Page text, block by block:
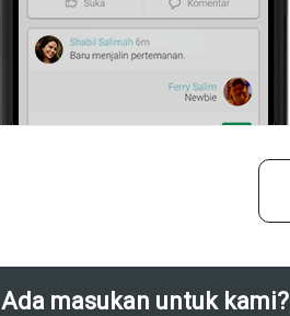
Ada masukan untuk kami?